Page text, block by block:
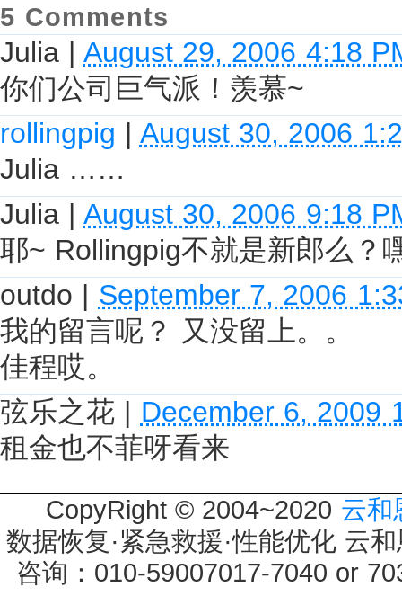
5 Comments
Julia | August 29, 2006 4:18
你们公司巨气派！羡慕~
rollingpig | August 30, 2006
Julia ……
Julia | August 30, 2006 9:18
耶~ Rollingpig不就是新郎么？
outdo | September 7, 2006
我的留言呢？ 又没留上。。
佳程哎。
弦乐之花 | December 6, 2009
租金也不菲呀看来
CopyRight © 2004~2020 云和
数据恢复·紧急救援·性能优化 云
咨询：010-59007017-7040 or